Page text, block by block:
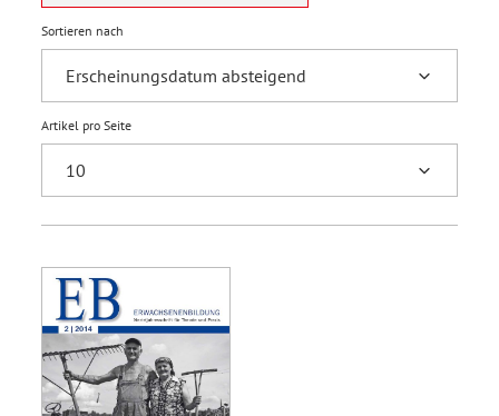
Sortieren nach
Artikel pro Seite